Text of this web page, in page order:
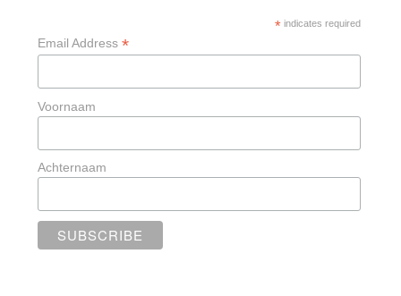
*indicates required
Email Address *
Voornaam
Achternaam